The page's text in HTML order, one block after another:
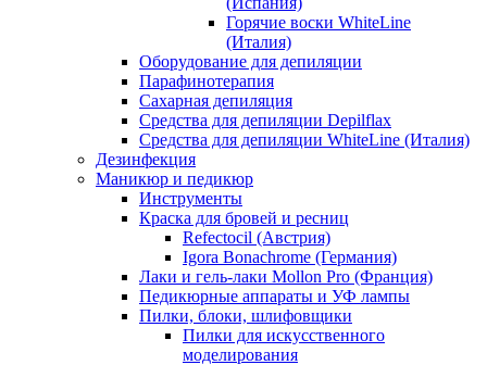
Горячие воски WhiteLine
(Италия)
Оборудование для депиляции
Парафинотерапия
Сахарная депиляция
Средства для депиляции Depilflax
Средства для депиляции WhiteLine (Италия)
Дезинфекция
Маникюр и педикюр
Инструменты
Краска для бровей и ресниц
Refectocil (Австрия)
Igora Bonachrome (Германия)
Лаки и гель-лаки Mollon Pro (Франция)
Педикюрные аппараты и УФ лампы
Пилки, блоки, шлифовщики
Пилки для искусственного
моделирования